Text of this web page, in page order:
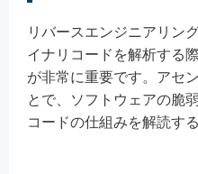
リバースエンジニアリン
イナリコードを解析する
が非常に重要です。アセ
とで、ソフトウェアの脆
コードの仕組みを解読す